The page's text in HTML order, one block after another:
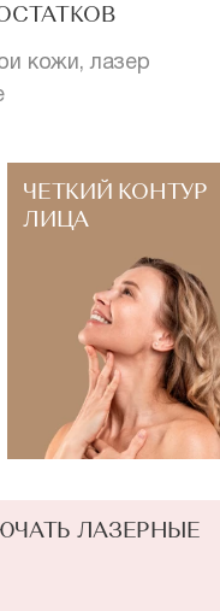
кожи, лазер
ЧЕТКИЙ КОНТУР
ЛИЦА
ЛАЗЕРНЫЕ